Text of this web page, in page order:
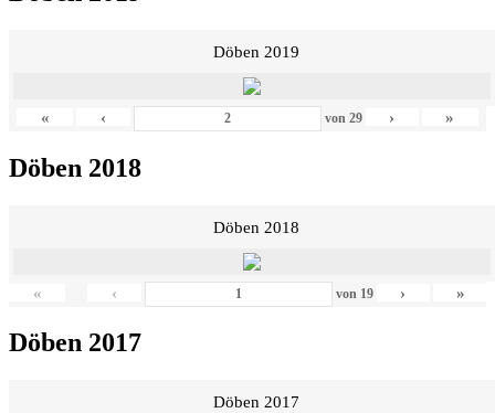
Döben 2019
« ‹ von 29 › »
Döben 2018
Döben 2018
« ‹ von 19 › »
Döben 2017
Döben 2017